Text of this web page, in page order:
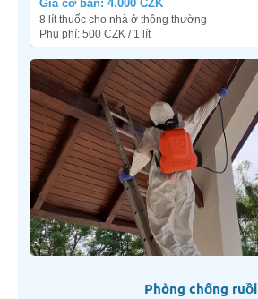
Giá cơ bản: 4.000 CZK
8 lít thuốc cho nhà ở thông thường
Phụ phí: 500 CZK / 1 lít
Phòng chống ruồi